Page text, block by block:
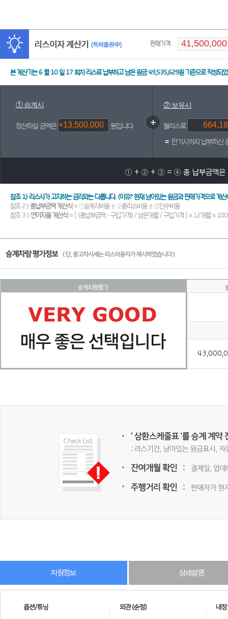
판매가격
본 계산기는6월 10일 17 회차 리스료 납부하고 남은 원금49,535,629원기준으로 작성되었
① 승계시 ② 보유시
정산하실 금액은 원입니다. 월리스료
= 만기시까지 납부하신
① + ② + ③ = ④ 총 납부금액은
참조 1) 리스사가 고지하는 금리와는 다릅니다. (이유? 현재 남아있는 원금과 판매가격으로 계산
참조 2 ) 총납부금액 계산식= ①승계시비용 ± ②총리스비용 ± ③인수비용
참조 3 ) 연이자율 계산식= [ (총납부금액 - 구입가격) / 남은개월 / 구입가격 ] x 12개월 x 100
승계차량평가
차량정보 상세설명